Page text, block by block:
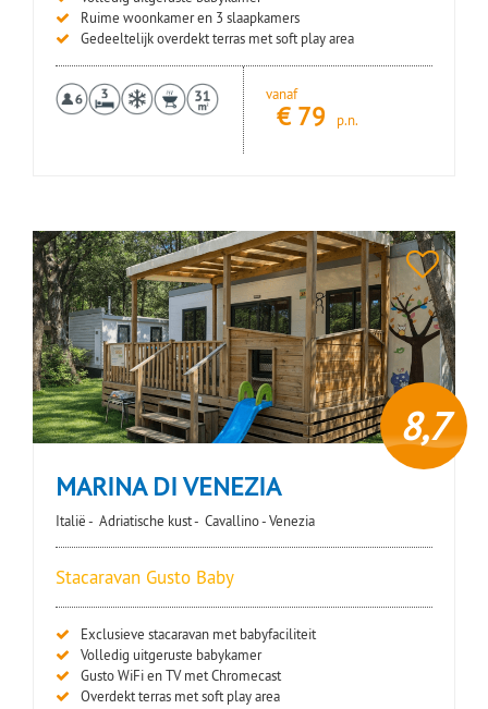
Ruime woonkamer en 3 slaapkamers
Gedeeltelijk overdekt terras met soft play area
vanaf
€ 79 p.n.
8,7
MARINA DI VENEZIA
Italië - Adriatische kust - Cavallino - Venezia
Stacaravan Gusto Baby
Exclusieve stacaravan met babyfaciliteit
Volledig uitgeruste babykamer
Gusto WiFi en TV met Chromecast
Overdekt terras met soft play area